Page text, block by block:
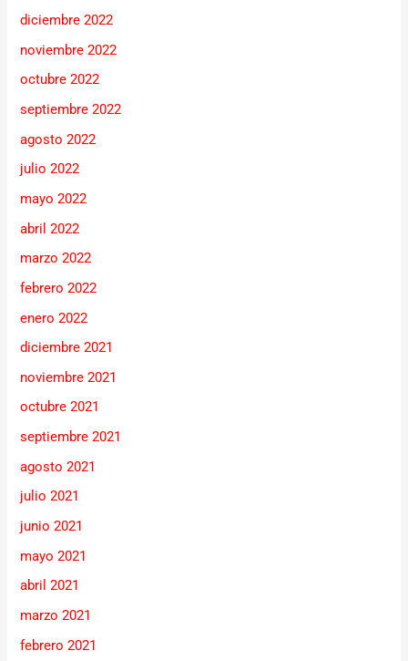
diciembre 2022
noviembre 2022
octubre 2022
septiembre 2022
agosto 2022
julio 2022
mayo 2022
abril 2022
marzo 2022
febrero 2022
enero 2022
diciembre 2021
noviembre 2021
octubre 2021
septiembre 2021
agosto 2021
julio 2021
junio 2021
mayo 2021
abril 2021
marzo 2021
febrero 2021